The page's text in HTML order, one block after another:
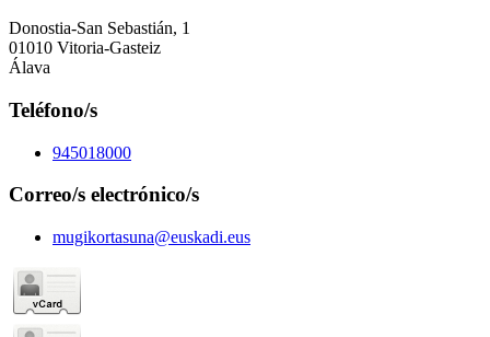
Donostia-San Sebastián, 1
01010 Vitoria-Gasteiz
Álava
Teléfono/s
945018000
Correo/s electrónico/s
mugikortasuna@euskadi.eus